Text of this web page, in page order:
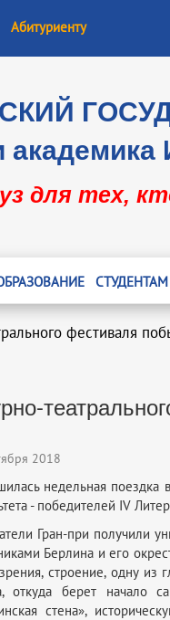
Абитуриенту
академика
для тех,
СТУДЕНТАМ
фестиваля
2018
недельная поездка
- победителей IV
Гран-при получили
Берлина и его
строение, одну из
откуда берет начало
стена»,